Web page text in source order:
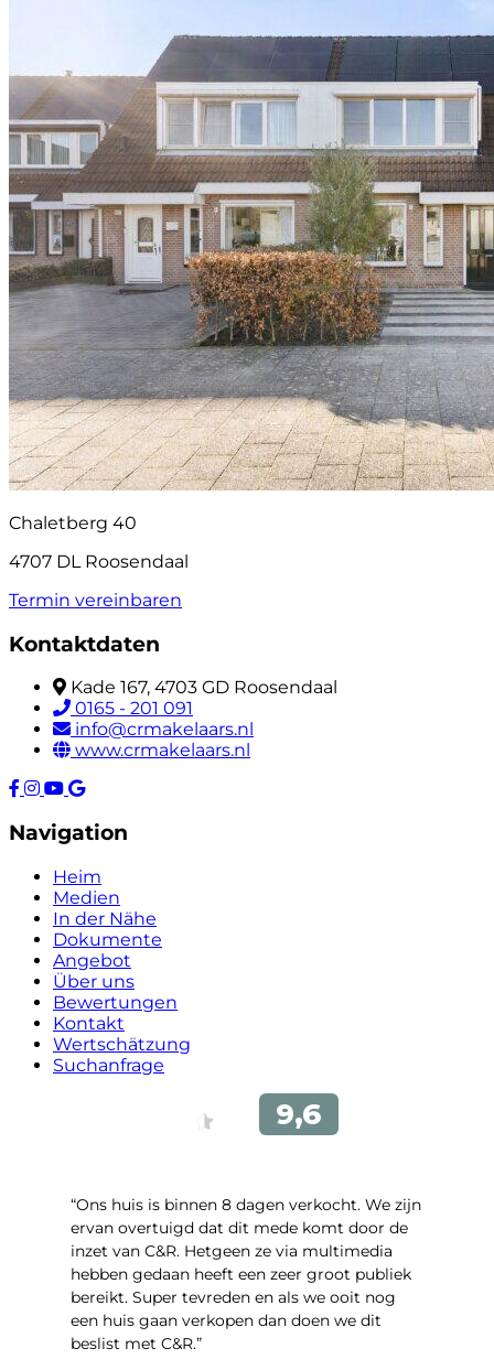
Chaletberg 40
4707 DL Roosendaal
Termin vereinbaren
Kontaktdaten
Kade 167, 4703 GD Roosendaal
0165 - 201 091
info@crmakelaars.nl
www.crmakelaars.nl
Navigation
Heim
Medien
In der Nähe
Dokumente
Angebot
Über uns
Bewertungen
Kontakt
Wertschätzung
Suchanfrage
“Ons huis is binnen 8 dagen verkocht. We zijn
ervan overtuigd dat dit mede komt door de
inzet van C&R. Hetgeen ze via multimedia
hebben gedaan heeft een zeer groot publiek
bereikt. Super tevreden en als we ooit nog
een huis gaan verkopen dan doen we dit
beslist met C&R.”